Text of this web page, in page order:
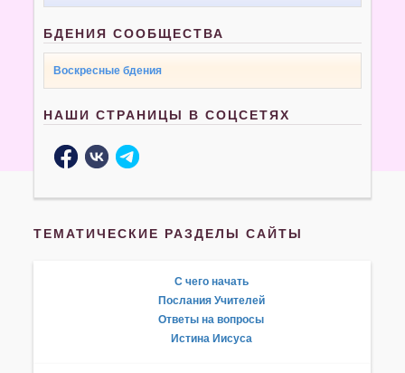
БДЕНИЯ СООБЩЕСТВА
Воскресные бдения
НАШИ СТРАНИЦЫ В СОЦСЕТЯХ
ТЕМАТИЧЕСКИЕ РАЗДЕЛЫ САЙТЫ
С чего начать
Послания Учителей
Ответы на вопросы
Истина Иисуса